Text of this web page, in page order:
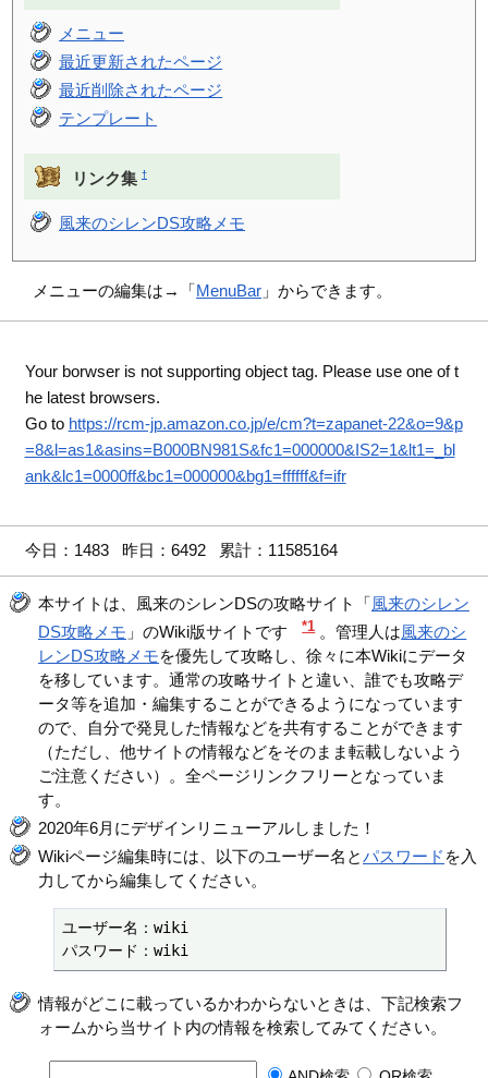
メニュー
最近更新されたページ
最近削除されたページ
テンプレート
リンク集 †
風来のシレンDS攻略メモ
メニューの編集は→「 MenuBar 」からできます。
Your borwser is not supporting object tag. Please use one of t
he latest browsers.
Go to https://rcm-jp.amazon.co.jp/e/cm?t=zapanet-22&o=9&p
=8&l=as1&asins=B000BN981S&fc1=000000&IS2=1&lt1=_bl
ank&lc1=0000ff&bc1=000000&bg1=ffffff&f=ifr
今日：1483 昨日：6492 累計：11585164
本サイトは、風来のシレンDSの攻略サイト「風来のシレン
DS攻略メモ 」のWiki版サイトです *1 。管理人は風来のシ
レンDS攻略メモを優先して攻略し、徐々に本Wikiにデータ
を移しています。通常の攻略サイトと違い、誰でも攻略デ
ータ等を追加・編集することができるようになっています
ので、自分で発見した情報などを共有することができます
（ただし、他サイトの情報などをそのまま転載しないよう
ご注意ください）。全ページリンクフリーとなっていま
す。
2020年6月にデザインリニューアルしました！
Wikiページ編集時には、以下のユーザー名とパスワード を入
力してから編集してください。
ユーザー名：wiki
パスワード：wiki
情報がどこに載っているかわからないときは、下記検索フ
ォームから当サイト内の情報を検索してみてください。